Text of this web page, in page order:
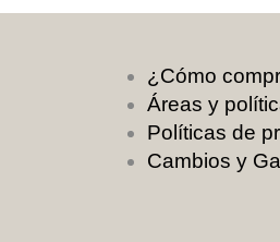
¿Cómo
Áreas y
Políticas de
Cambios y